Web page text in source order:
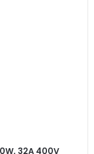
32A 400V